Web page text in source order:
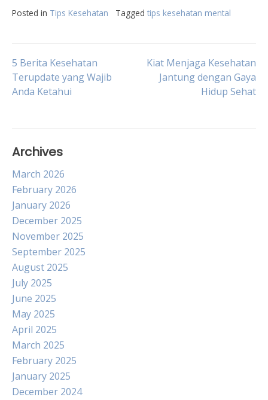
Posted in Tips Kesehatan Tagged tips kesehatan mental
Post
navigation
5 Berita Kesehatan
Terupdate yang Wajib
Anda Ketahui
Kiat Menjaga Kesehatan
Jantung dengan Gaya
Hidup Sehat
Archives
March 2026
February 2026
January 2026
December 2025
November 2025
September 2025
August 2025
July 2025
June 2025
May 2025
April 2025
March 2025
February 2025
January 2025
December 2024